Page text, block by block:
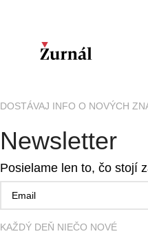
DOSTÁVAJ INFO O NOVÝCH
Newsletter
Posielame len to, čo stojí
KAŽDÝ DEŇ NIEČO NOVÉ